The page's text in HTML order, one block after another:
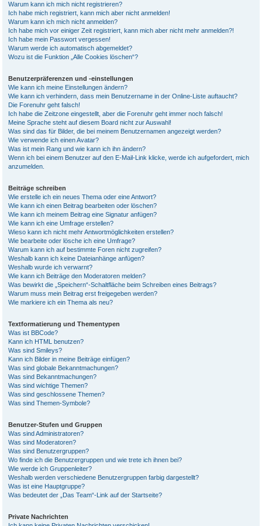
Warum kann ich mich nicht registrieren?
Ich habe mich registriert, kann mich aber nicht anmelden!
Warum kann ich mich nicht anmelden?
Ich habe mich vor einiger Zeit registriert, kann mich aber nicht mehr anmelden?!
Ich habe mein Passwort vergessen!
Warum werde ich automatisch abgemeldet?
Wozu ist die Funktion „Alle Cookies löschen“?
Benutzerpräferenzen und -einstellungen
Wie kann ich meine Einstellungen ändern?
Wie kann ich verhindern, dass mein Benutzername in der Online-Liste auftaucht?
Die Forenuhr geht falsch!
Ich habe die Zeitzone eingestellt, aber die Forenuhr geht immer noch falsch!
Meine Sprache steht auf diesem Board nicht zur Auswahl!
Was sind das für Bilder, die bei meinem Benutzernamen angezeigt werden?
Wie verwende ich einen Avatar?
Was ist mein Rang und wie kann ich ihn ändern?
Wenn ich bei einem Benutzer auf den E-Mail-Link klicke, werde ich aufgefordert, mich
anzumelden.
Beiträge schreiben
Wie erstelle ich ein neues Thema oder eine Antwort?
Wie kann ich einen Beitrag bearbeiten oder löschen?
Wie kann ich meinem Beitrag eine Signatur anfügen?
Wie kann ich eine Umfrage erstellen?
Wieso kann ich nicht mehr Antwortmöglichkeiten erstellen?
Wie bearbeite oder lösche ich eine Umfrage?
Warum kann ich auf bestimmte Foren nicht zugreifen?
Weshalb kann ich keine Dateianhänge anfügen?
Weshalb wurde ich verwarnt?
Wie kann ich Beiträge den Moderatoren melden?
Was bewirkt die „Speichern“-Schaltfläche beim Schreiben eines Beitrags?
Warum muss mein Beitrag erst freigegeben werden?
Wie markiere ich ein Thema als neu?
Textformatierung und Thementypen
Was ist BBCode?
Kann ich HTML benutzen?
Was sind Smileys?
Kann ich Bilder in meine Beiträge einfügen?
Was sind globale Bekanntmachungen?
Was sind Bekanntmachungen?
Was sind wichtige Themen?
Was sind geschlossene Themen?
Was sind Themen-Symbole?
Benutzer-Stufen und Gruppen
Was sind Administratoren?
Was sind Moderatoren?
Was sind Benutzergruppen?
Wo finde ich die Benutzergruppen und wie trete ich ihnen bei?
Wie werde ich Gruppenleiter?
Weshalb werden verschiedene Benutzergruppen farbig dargestellt?
Was ist eine Hauptgruppe?
Was bedeutet der „Das Team“-Link auf der Startseite?
Private Nachrichten